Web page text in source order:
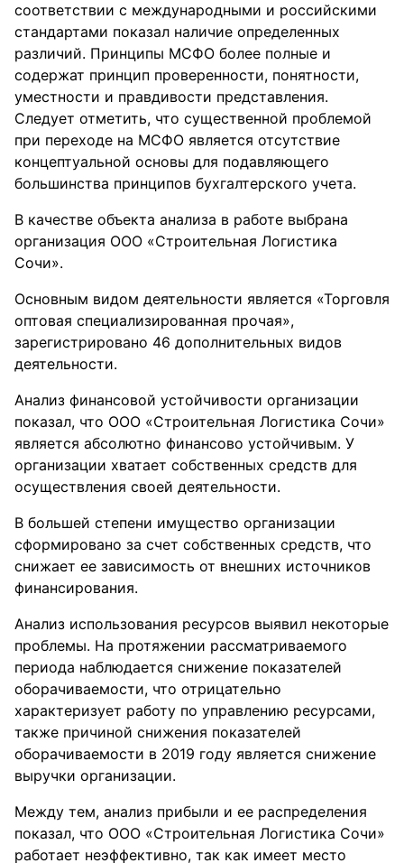
соответствии с международными и российскими
стандартами показал наличие определенных
различий. Принципы МСФО более полные и
содержат принцип проверенности, понятности,
уместности и правдивости представления.
Следует отметить, что существенной проблемой
при переходе на МСФО является отсутствие
концептуальной основы для подавляющего
большинства принципов бухгалтерского учета.
В качестве объекта анализа в работе выбрана
организация ООО «Строительная Логистика
Сочи».
Основным видом деятельности является «Торговля
оптовая специализированная прочая»,
зарегистрировано 46 дополнительных видов
деятельности.
Анализ финансовой устойчивости организации
показал, что ООО «Строительная Логистика Сочи»
является абсолютно финансово устойчивым. У
организации хватает собственных средств для
осуществления своей деятельности.
В большей степени имущество организации
сформировано за счет собственных средств, что
снижает ее зависимость от внешних источников
финансирования.
Анализ использования ресурсов выявил некоторые
проблемы. На протяжении рассматриваемого
периода наблюдается снижение показателей
оборачиваемости, что отрицательно
характеризует работу по управлению ресурсами,
также причиной снижения показателей
оборачиваемости в 2019 году является снижение
выручки организации.
Между тем, анализ прибыли и ее распределения
показал, что ООО «Строительная Логистика Сочи»
работает неэффективно, так как имеет место